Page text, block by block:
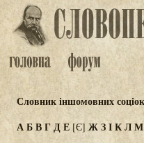
Словник іншомовних
АБВГДЕ [Є] ЖЗІКЛМ